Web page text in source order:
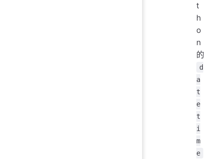
t
h
o
n
的
d
a
t
e
t
i
m
e